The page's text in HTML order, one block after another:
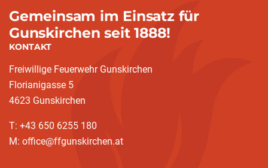
Gemeinsam im Einsatz für
Gunskirchen seit 1888!
KONTAKT
Freiwillige Feuerwehr Gunskirchen
Florianigasse 5
4623 Gunskirchen
T: +43 650 6255 180
M: office@ffgunskirchen.at